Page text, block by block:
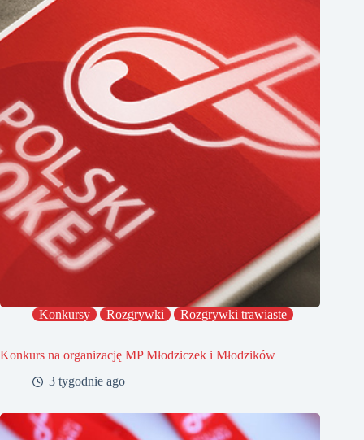
Konkursy Rozgrywki Rozgrywki trawiaste
Konkurs na organizację MP Młodziczek i Młodzików
3 tygodnie ago